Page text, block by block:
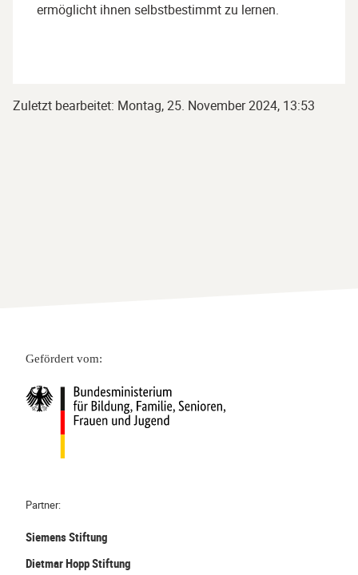
ermöglicht ihnen selbstbestimmt zu lernen.
Zuletzt bearbeitet: Montag, 25. November 2024, 13:53
Gefördert vom:
Partner:
Siemens Stiftung
Dietmar Hopp Stiftung